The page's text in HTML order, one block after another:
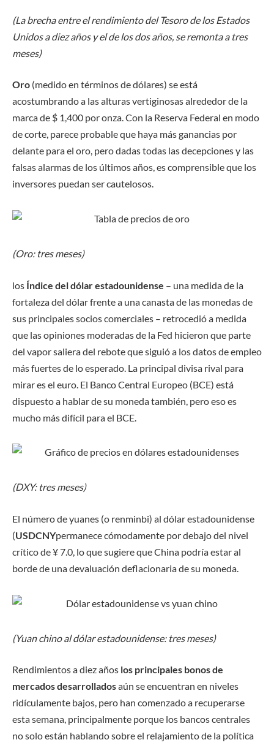
(La brecha entre el rendimiento del Tesoro de los Estados
Unidos a diez años y el de los dos años, se remonta a tres
meses)
Oro (medido en términos de dólares) se está
acostumbrando a las alturas vertiginosas alrededor de la
marca de $ 1,400 por onza. Con la Reserva Federal en modo
de corte, parece probable que haya más ganancias por
delante para el oro, pero dadas todas las decepciones y las
falsas alarmas de los últimos años, es comprensible que los
inversores puedan ser cautelosos.
(Oro: tres meses)
los Índice del dólar estadounidense – una medida de la
fortaleza del dólar frente a una canasta de las monedas de
sus principales socios comerciales – retrocedió a medida
que las opiniones moderadas de la Fed hicieron que parte
del vapor saliera del rebote que siguió a los datos de empleo
más fuertes de lo esperado. La principal divisa rival para
mirar es el euro. El Banco Central Europeo (BCE) está
dispuesto a hablar de su moneda también, pero eso es
mucho más difícil para el BCE.
(DXY: tres meses)
El número de yuanes (o renminbi) al dólar estadounidense
(USDCNYpermanece cómodamente por debajo del nivel
crítico de ¥ 7.0, lo que sugiere que China podría estar al
borde de una devaluación deflacionaria de su moneda.
(Yuan chino al dólar estadounidense: tres meses)
Rendimientos a diez años los principales bonos de
mercados desarrolladosaún se encuentran en niveles
ridículamente bajos, pero han comenzado a recuperarse
esta semana, principalmente porque los bancos centrales
no solo están hablando sobre el relajamiento de la política